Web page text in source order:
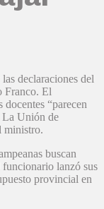
declaraciones del
Franco. El
“parecen
La Unión de
ministro.
buscan
funcionario lanzó sus
provincial en